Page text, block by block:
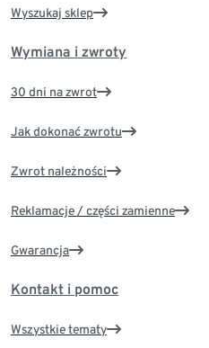
Wyszukaj sklep
Wymiana i zwroty
30 dni na zwrot
Jak dokonać zwrotu
Zwrot należności
Reklamacje / części zamienne
Gwarancja
Kontakt i pomoc
Wszystkie tematy